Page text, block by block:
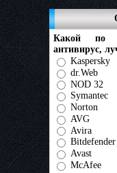
Какой по
антивирус,
Kaspersky
dr.Web
NOD 32
Symantec
Norton
AVG
Avira
Bitdefender
Avast
McAfee